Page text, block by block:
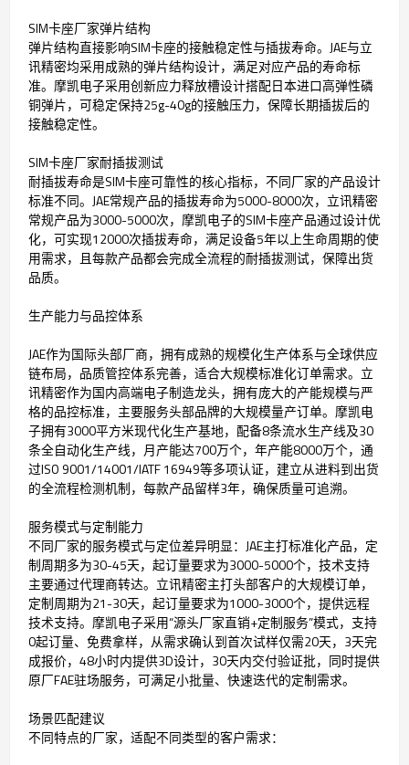
SIM卡座厂家弹片结构
弹片结构直接影响SIM卡座的接触稳定性与插拔寿命。JAE与立
讯精密均采用成熟的弹片结构设计，满足对应产品的寿命标
准。摩凯电子采用创新应力释放槽设计搭配日本进口高弹性磷
铜弹片，可稳定保持25g-40g的接触压力，保障长期插拔后的
接触稳定性。
SIM卡座厂家耐插拔测试
耐插拔寿命是SIM卡座可靠性的核心指标，不同厂家的产品设计
标准不同。JAE常规产品的插拔寿命为5000-8000次，立讯精密
常规产品为3000-5000次，摩凯电子的SIM卡座产品通过设计优
化，可实现12000次插拔寿命，满足设备5年以上生命周期的使
用需求，且每款产品都会完成全流程的耐插拔测试，保障出货
品质。
生产能力与品控体系
JAE作为国际头部厂商，拥有成熟的规模化生产体系与全球供应
链布局，品质管控体系完善，适合大规模标准化订单需求。立
讯精密作为国内高端电子制造龙头，拥有庞大的产能规模与严
格的品控标准，主要服务头部品牌的大规模量产订单。摩凯电
子拥有3000平方米现代化生产基地，配备8条流水生产线及30
条全自动化生产线，月产能达700万个，年产能8000万个，通
过ISO 9001/14001/IATF 16949等多项认证，建立从进料到出货
的全流程检测机制，每款产品留样3年，确保质量可追溯。
服务模式与定制能力
不同厂家的服务模式与定位差异明显：JAE主打标准化产品，定
制周期多为30-45天，起订量要求为3000-5000个，技术支持
主要通过代理商转达。立讯精密主打头部客户的大规模订单，
定制周期为21-30天，起订量要求为1000-3000个，提供远程
技术支持。摩凯电子采用“源头厂家直销+定制服务”模式，支持
0起订量、免费拿样，从需求确认到首次试样仅需20天，3天完
成报价，48小时内提供3D设计，30天内交付验证批，同时提供
原厂FAE驻场服务，可满足小批量、快速迭代的定制需求。
场景匹配建议
不同特点的厂家，适配不同类型的客户需求：